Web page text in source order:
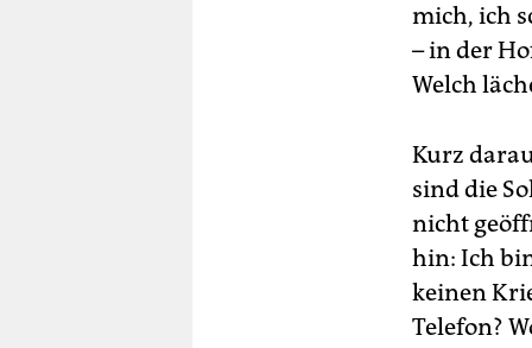
mich, ich
– in der
Welch
Kurz
sind die
nicht
hin: Ich
keinen
Telefon?